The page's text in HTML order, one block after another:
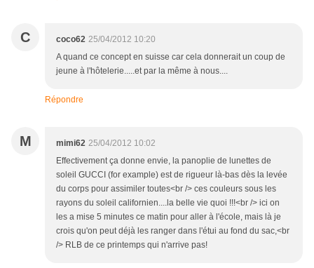
C coco62 25/04/2012 10:20
A quand ce concept en suisse car cela donnerait un coup de
jeune à l'hôtelerie.....et par la même à nous....
Répondre
M mimi62 25/04/2012 10:02
Effectivement ça donne envie, la panoplie de lunettes de
soleil GUCCI (for example) est de rigueur là-bas dès la levée
du corps pour assimiler toutes<br /> ces couleurs sous les
rayons du soleil californien....la belle vie quoi !!!<br /> ici on
les a mise 5 minutes ce matin pour aller à l'école, mais là je
crois qu'on peut déjà les ranger dans l'étui au fond du sac,<br
/> RLB de ce printemps qui n'arrive pas!